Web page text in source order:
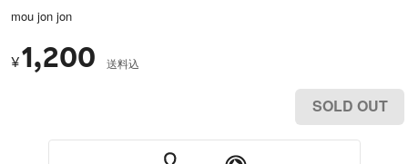
mou jon jon
¥1,200 送料込
SOLD OUT